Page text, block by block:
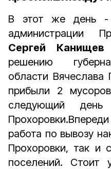
В этот же день -
администрации
Сергей Канищев
решению
области
прибыли 2
следующий
работа по вывозу
Прохоровки, так и
поселений. Стоит